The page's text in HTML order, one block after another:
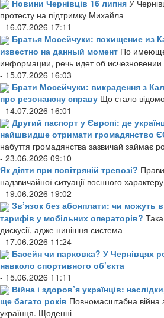
Новини Чернівців 16 липня У
протесту на підтримку Михайла
- 16.07.2026 17:11
Братья Мосейчуки: похищение из
известно на данный момент По
информации, речь идет об исчезновении
- 15.07.2026 16:03
Брати Мосейчуки: викрадення з
про резонансну справу Що стало
- 14.07.2026 16:01
Другий паспорт у Європі: де
найшвидше отримати громадянство
набуття громадянства зазвичай займає
- 23.06.2026 09:10
Як діяти при повітряній тревозі?
надзвичайної ситуації воєнного
- 19.06.2026 19:02
Зв’язок без абонплати: чи можуть
тарифів у мобільних операторів?
дискусії, адже нинішня система
- 17.06.2026 11:24
Басейн чи парковка? У Чернівцях
навколо спортивного об’єкта
- 15.06.2026 11:11
Війна і здоров’я українців:
ще багато років Повномасштабна війна
українця. Щоденні